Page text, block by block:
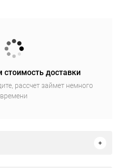
стоимость доставки
рассчет займет немного
времени